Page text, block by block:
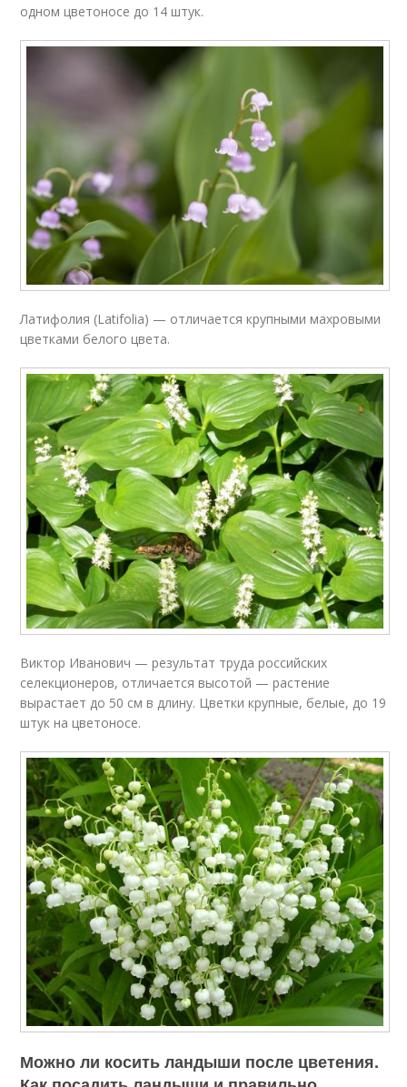
одном цветоносе до 14 штук.
Латифолия (Latifolia) — отличается крупными махровыми
цветками белого цвета.
Виктор Иванович — результат труда российских
селекционеров, отличается высотой — растение
вырастает до 50 см в длину. Цветки крупные, белые, до 19
штук на цветоносе.
Можно ли косить ландыши после цветения.